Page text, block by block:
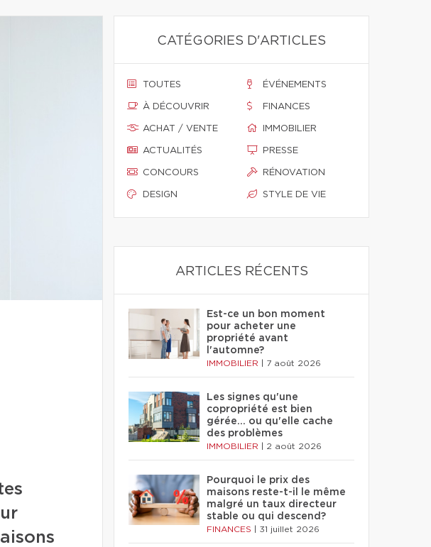
CATÉGORIES D'ARTICLES
TOUTES
À DÉCOUVRIR
ACHAT / VENTE
ACTUALITÉS
CONCOURS
DESIGN
ÉVÉNEMENTS
FINANCES
IMMOBILIER
PRESSE
RÉNOVATION
STYLE DE VIE
ARTICLES RÉCENTS
Est-ce un bon moment
pour acheter une
propriété avant
l'automne?
IMMOBILIER 7 août 2026
Les signes qu'une
copropriété est bien
gérée… ou qu'elle cache
des problèmes
IMMOBILIER 2 août 2026
Pourquoi le prix des
maisons reste-t-il le même
malgré un taux directeur
stable ou qui descend?
FINANCES 31 juillet 2026